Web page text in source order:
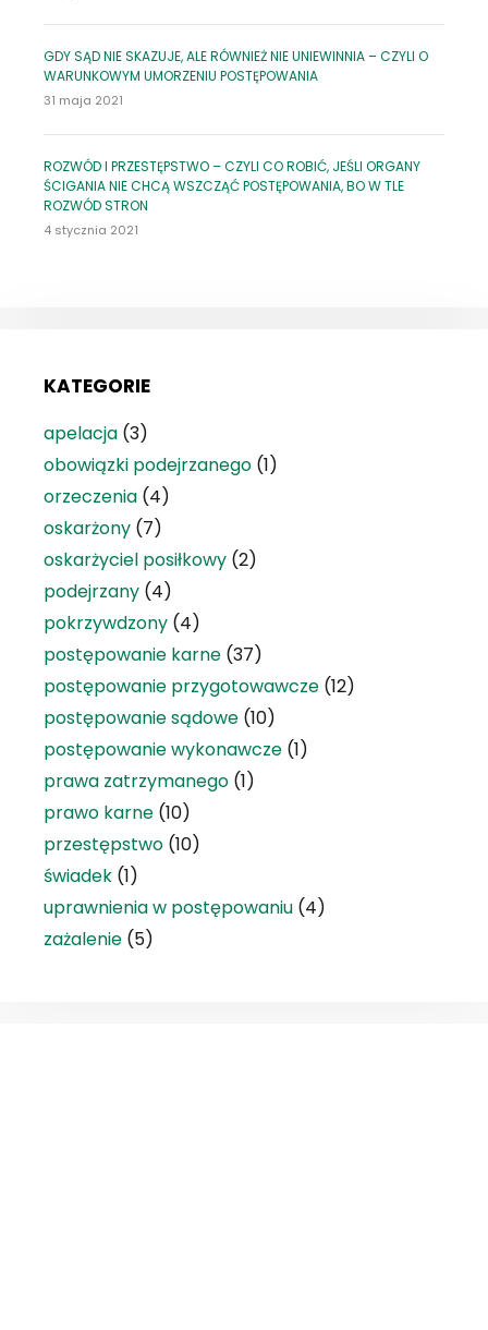
GDY SĄD NIE SKAZUJE, ALE RÓWNIEŻ NIE UNIEWINNIA – CZYLI O
WARUNKOWYM UMORZENIU POSTĘPOWANIA
31 maja 2021
ROZWÓD I PRZESTĘPSTWO – CZYLI CO ROBIĆ, JEŚLI ORGANY
ŚCIGANIA NIE CHCĄ WSZCZĄĆ POSTĘPOWANIA, BO W TLE
ROZWÓD STRON
4 stycznia 2021
KATEGORIE
apelacja (3)
obowiązki podejrzanego (1)
orzeczenia (4)
oskarżony (7)
oskarżyciel posiłkowy (2)
podejrzany (4)
pokrzywdzony (4)
postępowanie karne (37)
postępowanie przygotowawcze (12)
postępowanie sądowe (10)
postępowanie wykonawcze (1)
prawa zatrzymanego (1)
prawo karne (10)
przestępstwo (10)
świadek (1)
uprawnienia w postępowaniu (4)
zażalenie (5)